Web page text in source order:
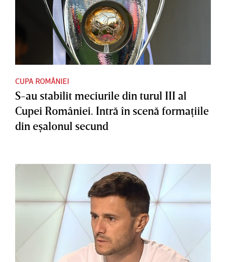
CUPA ROMÂNIEI
S-au stabilit meciurile din turul III al
Cupei României. Intră în scenă formaţiile
din eşalonul secund